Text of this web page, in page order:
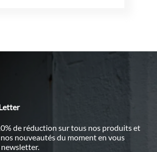
de réduction sur tous nos produits et
nouveautés du moment en vous